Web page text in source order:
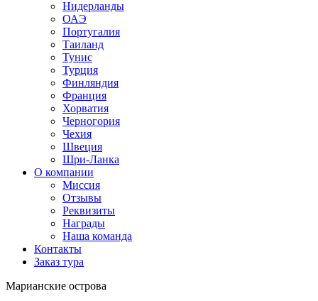
Нидерланды
ОАЭ
Португалия
Таиланд
Тунис
Турция
Финляндия
Франция
Хорватия
Черногория
Чехия
Швеция
Шри-Ланка
О компании
Миссия
Отзывы
Реквизиты
Награды
Наша команда
Контакты
Заказ тура
Марианские острова